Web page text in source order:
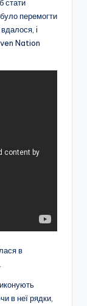
стати
було перемогти
і
Nation
в
в неї рядки,